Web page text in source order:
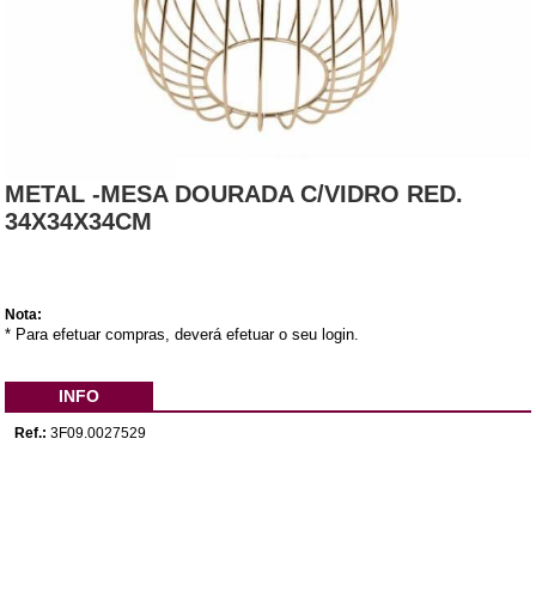
METAL -MESA DOURADA C/VIDRO RED.
34X34X34CM
Nota:
* Para efetuar compras, deverá efetuar o seu login.
INFO
Ref.: 3F09.0027529